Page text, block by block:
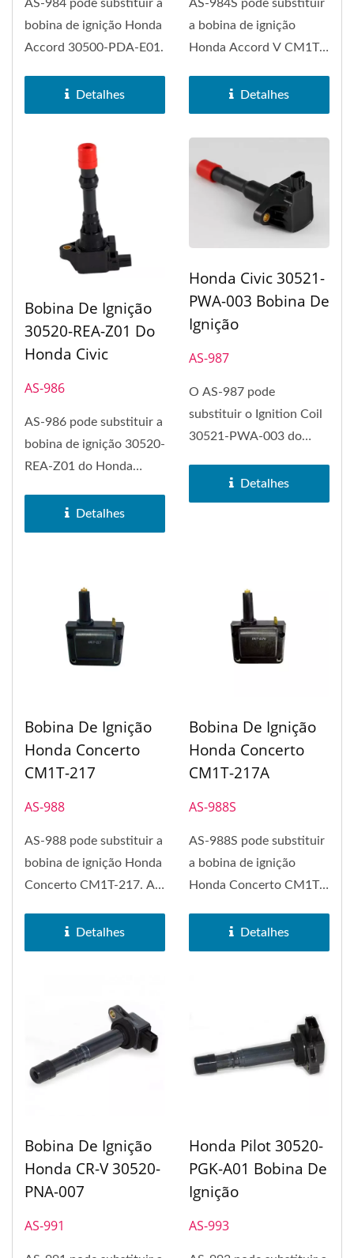
AS-984 pode substituir a
bobina de ignição Honda
Accord 30500-PDA-E01.
Detalhes
AS-984S pode substituir
a bobina de ignição
Honda Accord V CM1T-
ignição...
Detalhes
Bobina De Ignição
30520-REA-Z01 Do
Honda Civic
AS-986
AS-986 pode substituir a
bobina de ignição 30520-
REA-Z01 do Honda
Detalhes
Honda Civic 30521-
PWA-003 Bobina De
Ignição
AS-987
O AS-987 pode
substituir o Ignition Coil
30521-PWA-003 do
Detalhes
Bobina De Ignição
Honda Concerto
CM1T-217
AS-988
AS-988 pode substituir a
bobina de ignição Honda
Concerto CM1T-217. A
Detalhes
Bobina De Ignição
Honda Concerto
CM1T-217A
AS-988S
AS-988S pode substituir
a bobina de ignição
Honda Concerto CM1T-
ignição...
Detalhes
Bobina De Ignição
Honda CR-V 30520-
PNA-007
AS-991
Honda Pilot 30520-
PGK-A01 Bobina De
Ignição
AS-993